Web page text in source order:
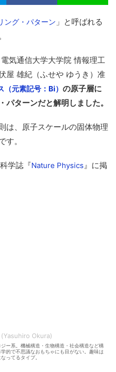
ング・パターン 」と呼ばれる
気通信大学大学院 情報理工
屋 雄紀（ふせや ゆうき）准
（元素記号：Bi） の原子層に
ターンだと解明しました。
は、原子スケールの固体物理
す。
学誌『Nature Physics』に掲
Yasuhiro Okura
ー系。機械構造・生物構造・社会構造など構
的で不思議なおもちゃにも目がない。趣味は
ってるタイプ。